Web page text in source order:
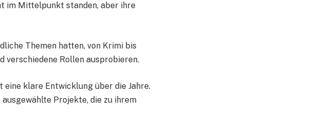
im Mittelpunkt standen, aber ihre
Themen hatten, von Krimi bis
verschiedene Rollen ausprobieren.
klare Entwicklung über die Jahre.
Projekte, die zu ihrem